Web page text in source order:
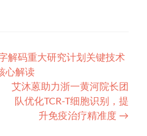
解码重大研究计划关键技术
心解读
艾沐蒽助力浙一黄河院长团
队优化TCR-T细胞识别，提
升免疫治疗精准度 →